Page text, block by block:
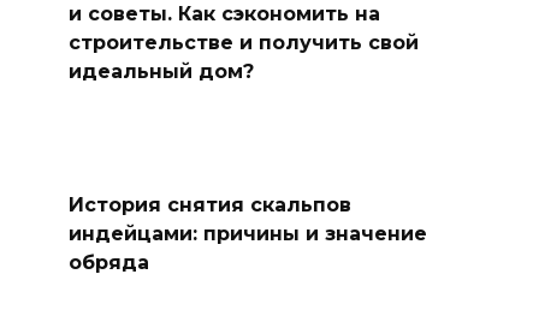
и советы. Как сэкономить на
строительстве и получить свой
идеальный дом?
История снятия скальпов
индейцами: причины и значение
обряда